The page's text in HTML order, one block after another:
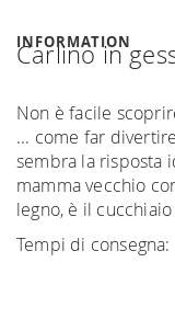
INFORMATION
Carlino in
Non è facile
... come far
sembra la risposta
mamma vecchio
legno, è il
Tempi di